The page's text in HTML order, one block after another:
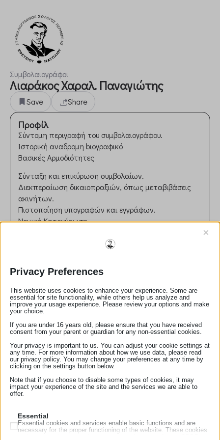
Συμβολαιογράφοι
Λιαράκος Χαραλ. Παναγιώτης
Save Share
Προφίλ
Σύντομη περιγραφή του συμβολαιογράφου.
Ιστορική αναδρομη bιογραφικό
Βασικές Αρμοδιότητες
Σύνταξη και επικύρωση συμβολαίων.
Διεκπεραίωση δικαιοπραξιών, όπως μεταβιβάσεις
ακινήτων.
Πιστοποίηση υπογραφών και εγγράφων.
Νομική Κατοχύρωση
Εξασφάλιση της νομιμότητας των πράξεων μεταξύ
ισχύουσα νομοθεσία.
Συμβολή στην πρόληψη νομικών διαφορών μέσω
σωστής διατύπωσης και επικύρωσης εγγράφων.
Παροχή ανεξάρτητης και αντικειμενικής συμβουλής
στους πελάτες.
Ηθικές και Επαγγελματικές Αρχές
Τήρηση απορρήτου και εχεμύθειας.
Αμεροληψία και ευθυκρισία στη διεκπεραίωση των
καθηκόντων.
email:panosliarakos@yahoo.gr
τηλέφωνο:6979118524
Privacy Preferences
×
This website uses cookies to enhance your experience. Some are
essential for site functionality, while others help us analyze and
improve your usage experience. Please review your options and make
your choice.
If you are under 16 years old, please ensure that you have received
consent from your parent or guardian for any non-essential cookies.
Your privacy is important to us. You can adjust your cookie settings at
any time. For more information about how we use data, please read
our privacy policy. You may change your preferences at any time by
clicking on the settings button below.
Note that if you choose to disable some types of cookies, it may
impact your experience of the site and the services we are able to
offer.
Essential
Essential cookies and services enable basic functions and are
necessary for the proper functioning of the website. These cookies